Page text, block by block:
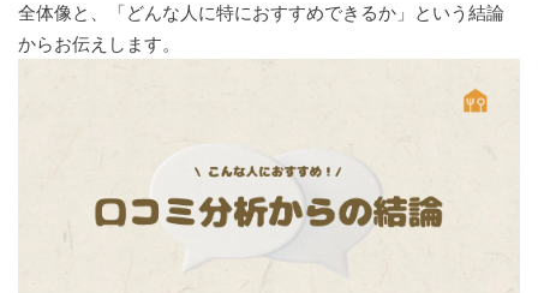
1.1
口コミ
foodable
全体像と、「どんな人に特におすすめできるか」という結論
からお伝えします。